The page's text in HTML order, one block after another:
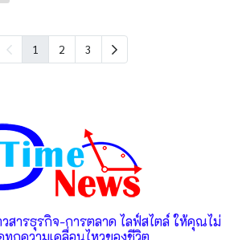
1 2 3
สารธุรกิจ-การตลาด ไลฟ์สไตล์ ให้คุณไม่
ทุกความเคลื่อนไหวของชีวิต